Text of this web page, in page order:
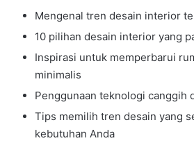
Mengenal tren desain interior
10 pilihan desain interior yang
Inspirasi untuk memperbarui
minimalis
Penggunaan teknologi canggih
Tips memilih tren desain yang
kebutuhan Anda